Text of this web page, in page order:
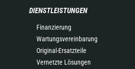
DIENSTLEISTUNGEN
Finanzierung
Wartungsvereinbarung
Original-Ersatzteile
Vernetzte Lösungen